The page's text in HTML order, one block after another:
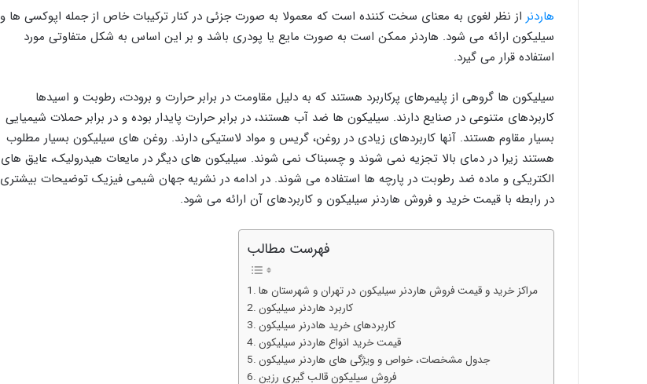
هاردنر از نظر لغوی به معنای سخت کننده است که معمولا به صورت جزئی در کنار ترکیبات خاص از جمله اپوکسی ها و
سیلیکون ارائه می شود. هاردنر ممکن است به صورت مایع یا پودری باشد و بر این اساس به شکل متفاوتی مورد
استفاده قرار می گیرد.
سیلیکون ها گروهی از پلیمرهای پرکاربرد هستند که به دلیل مقاومت در برابر حرارت و برودت، رطوبت و اسیدها
کاربردهای متنوعی در صنایع دارند. سیلیکون ها ضد آب هستند، در برابر حرارت پایدار بوده و در برابر حملات شیمیایی
بسیار مقاوم هستند. آنها کاربردهای زیادی در روغن، گریس و مواد لاستیکی دارند. روغن های سیلیکون بسیار مطلوب
هستند زیرا در دمای بالا تجزیه نمی شوند و چسبناک نمی شوند. سیلیکون های دیگر در مایعات هیدرولیک، عایق های
الکتریکی و ماده ضد رطوبت در پارچه ها استفاده می شوند. در ادامه در نشریه جهان شیمی فیزیک توضیحات بیشتری
در رابطه با قیمت خرید و فروش هاردنر سیلیکون و کاربردهای آن ارائه می شود.
فهرست مطالب
مراکز خرید و قیمت فروش هاردنر سیلیکون در تهران و شهرستان‌ ها
کاربرد هاردنر سیلیکون
کاربردهای خرید هادرنر سیلیکون
قیمت خرید انواع هاردنر سیلیکون
جدول مشخصات، خواص و ویژگی های هاردنر سیلیکون
فروش سیلیکون قالب گیری رزین